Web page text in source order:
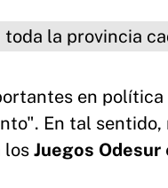
en
En tal sentido,
los Juegos Odesur